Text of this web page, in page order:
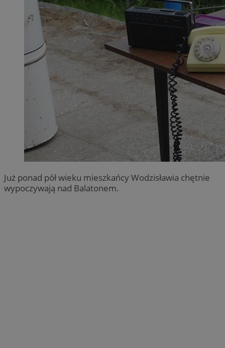
Już ponad pół wieku mieszkańcy Wodzisławia chętnie
wypoczywają nad Balatonem.